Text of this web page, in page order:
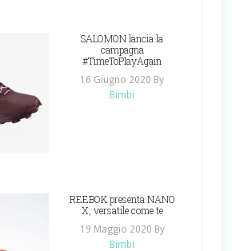
SALOMON lancia la
campagna
#TimeToPlayAgain
16 Giugno 2020 By
Bimbi
REEBOK presenta NANO
X, versatile come te
19 Maggio 2020 By
Bimbi